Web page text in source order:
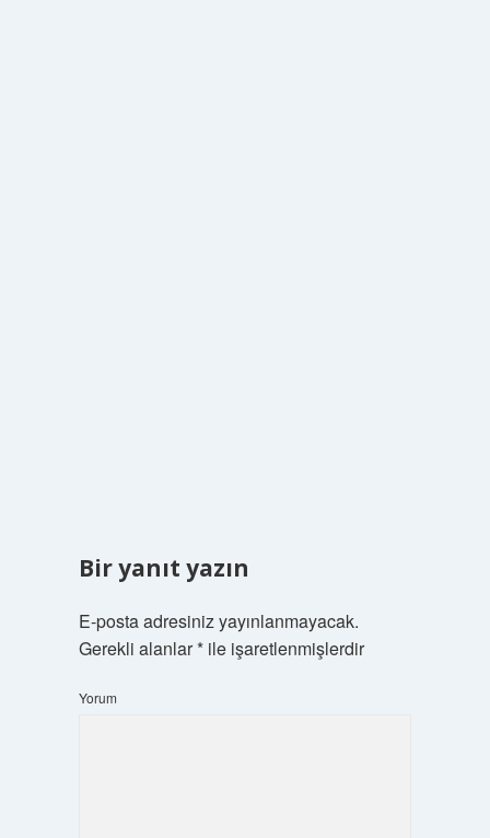
Bir yanıt yazın
E-posta adresiniz yayınlanmayacak.
Gerekli alanlar*ile işaretlenmişlerdir
Yorum